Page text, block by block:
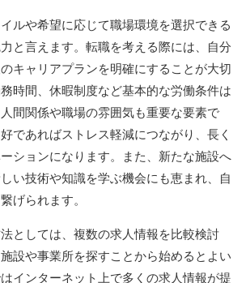
ルや希望に応じて職場環境を選択できる
と言えます。転職を考える際には、自分
キャリアプランを明確にすることが大切
時間、休暇制度など基本的な労働条件は
間関係や職場の雰囲気も重要な要素で
であればストレス軽減につながり、長く
ションになります。また、新たな施設へ
い技術や知識を学ぶ機会にも恵まれ、自
げられます。
としては、複数の求人情報を比較検討
設や事業所を探すことから始めるとよい
インターネット上で多くの求人情報が提